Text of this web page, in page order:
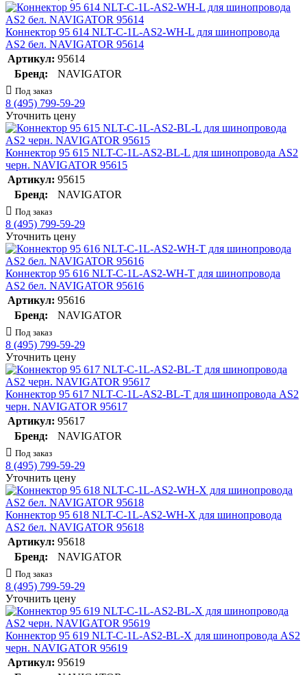
Коннектор 95 614 NLT-C-1L-AS2-WH-L для шинопровода
AS2 бел. NAVIGATOR 95614
Артикул: 95614
Бренд:
NAVIGATOR
Под заказ
8 (495) 799-59-29
Уточнить цену
Коннектор 95 615 NLT-C-1L-AS2-BL-L для шинопровода AS2
черн. NAVIGATOR 95615
Артикул: 95615
Бренд:
NAVIGATOR
Под заказ
8 (495) 799-59-29
Уточнить цену
Коннектор 95 616 NLT-C-1L-AS2-WH-T для шинопровода
AS2 бел. NAVIGATOR 95616
Артикул: 95616
Бренд:
NAVIGATOR
Под заказ
8 (495) 799-59-29
Уточнить цену
Коннектор 95 617 NLT-C-1L-AS2-BL-T для шинопровода AS2
черн. NAVIGATOR 95617
Артикул: 95617
Бренд:
NAVIGATOR
Под заказ
8 (495) 799-59-29
Уточнить цену
Коннектор 95 618 NLT-C-1L-AS2-WH-X для шинопровода
AS2 бел. NAVIGATOR 95618
Артикул: 95618
Бренд:
NAVIGATOR
Под заказ
8 (495) 799-59-29
Уточнить цену
Коннектор 95 619 NLT-C-1L-AS2-BL-X для шинопровода AS2
черн. NAVIGATOR 95619
Артикул: 95619